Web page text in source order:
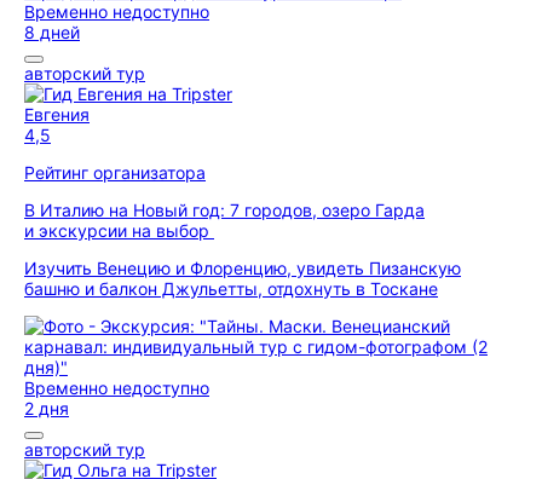
Временно недоступно
8 дней
авторский тур
Евгения
4,5
Рейтинг организатора
В Италию на Новый год: 7 городов, озеро Гарда
и экскурсии на выбор
Изучить Венецию и Флоренцию, увидеть Пизанскую
башню и балкон Джульетты, отдохнуть в Тоскане
Временно недоступно
2 дня
авторский тур